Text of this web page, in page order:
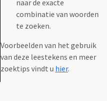
naar de exacte
combinatie van woorden
te zoeken.
Voorbeelden van het gebruik
van deze leestekens en meer
zoektips vindt u hier.